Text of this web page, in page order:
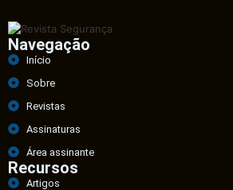
Navegação
Início
Sobre
Revistas
Assinaturas
Área assinante
Recursos
Artigos